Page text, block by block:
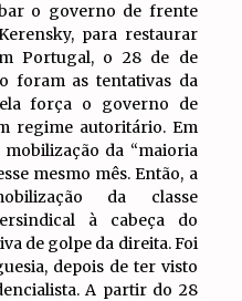
o governo de frente
para restaurar
Portugal, o 28 de de
foram as tentativas da
força o governo de
regime autoritário. Em
da “maioria
mesmo mês. Então, a
da classe
à cabeça do
de golpe da direita. Foi
depois de ter visto
A partir do 28